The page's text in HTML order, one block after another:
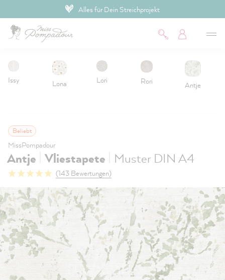
Alles für Dein Streichprojekt
Issy Lona Lori Rori Antje
Beliebt
MissPompadour
Antje Vliestapete Muster DIN A4
(143 Bewertungen)